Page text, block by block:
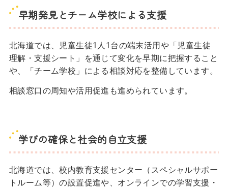
早期発見とチーム学校による支援
北海道では、児童生徒1人1台の端末活用や「児童生徒
理解・支援シート」を通じて変化を早期に把握すること
や、「チーム学校」による相談対応を整備しています。
相談窓口の周知や活用促進も進められています。
学びの確保と社会的自立支援
北海道では、校内教育支援センター（スペシャルサポー
トルーム等）の設置促進や、オンラインでの学習支援・